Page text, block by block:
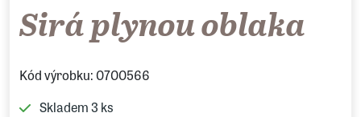
Sirá plynou oblaka
Kód výrobku: 0700566
Skladem3 ks